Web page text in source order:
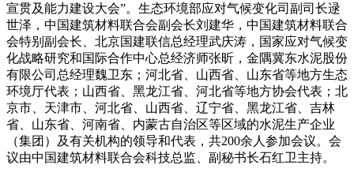
宣贯及能力建设大会”。生态环境部应对气候变化司副司长逯
世泽，中国建筑材料联合会副会长刘建华，中国建筑材料联合
会特别副会长、北京国建联信总经理武庆涛，国家应对气候变
化战略研究和国际合作中心总经济师张昕，金隅冀东水泥股份
有限公司总经理魏卫东；河北省、山西省、山东省等地方生态
环境厅代表；山西省、黑龙江省、河北省等地方协会代表；北
京市、天津市、河北省、山西省、辽宁省、黑龙江省、吉林
省、山东省、河南省、内蒙古自治区等区域的水泥生产企业
（集团）及有关机构的领导和代表，共200余人参加会议。会
议由中国建筑材料联合会科技总监、副秘书长石红卫主持。